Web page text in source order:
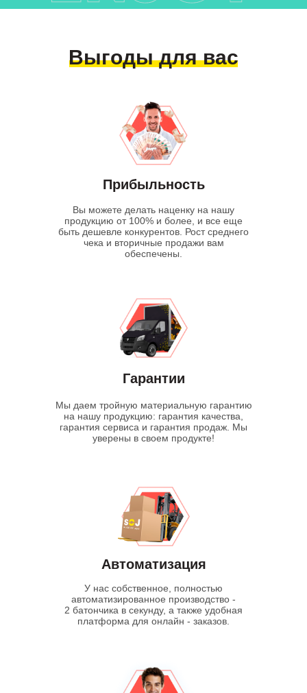
Выгоды для вас
Прибыльность
Вы можете делать наценку на нашу
продукцию от 100% и более, и все еще
быть дешевле конкурентов. Рост среднего
чека и вторичные продажи вам
обеспечены.
Автоматизация
У нас собственное, полностью
автоматизированное производство -
2 батончика в секунду, а также удобная
платформа для онлайн - заказов.
Гарантии
Мы даем тройную материальную гарантию
на нашу продукцию: гарантия качества,
гарантия сервиса и гарантия продаж. Мы
уверены в своем продукте!